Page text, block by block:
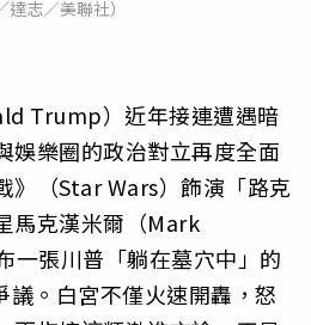
達志／美聯社）
Trump）近年接連遭遇暗
娛樂圈的政治對立再度全面
》（Star Wars）飾演「路克
馬克漢米爾（Mark
一張川普「躺在墓穴中」的
議。白宮不僅火速開轟，怒